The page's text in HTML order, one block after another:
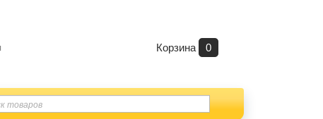
Корзина 0